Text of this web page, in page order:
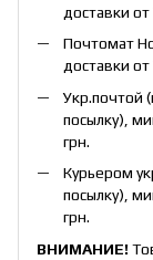
доставки от
Почтомат
доставки от
Укр.почтой
посылку),
грн.
Курьером
посылку),
грн.
ВНИМАНИЕ!